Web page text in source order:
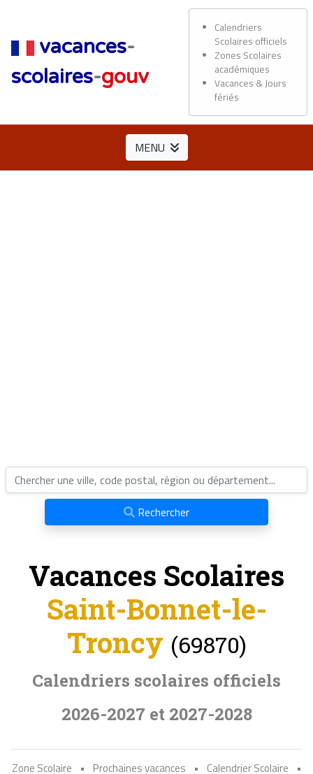
vacances-
scolaires-gouv
Calendriers
Scolaires officiels
Zones Scolaires
académiques
Vacances & Jours
fériés
MENU
Rechercher
Vacances Scolaires
Saint-Bonnet-le-
Troncy (69870)
Calendriers scolaires officiels
2026-2027 et 2027-2028
Zone Scolaire • Prochaines vacances • Calendrier Scolaire
•